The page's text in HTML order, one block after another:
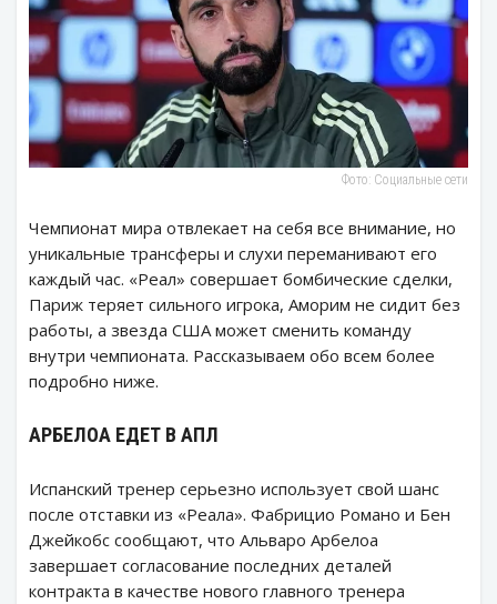
Фото: Социальные сети
Чемпионат мира отвлекает на себя все внимание, но
уникальные трансферы и слухи переманивают его
каждый час. «Реал» совершает бомбические сделки,
Париж теряет сильного игрока, Аморим не сидит без
работы, а звезда США может сменить команду
внутри чемпионата. Рассказываем обо всем более
подробно ниже.
АРБЕЛОА ЕДЕТ В АПЛ
Испанский тренер серьезно использует свой шанс
после отставки из «Реала». Фабрицио Романо и Бен
Джейкобс сообщают, что Альваро Арбелоа
завершает согласование последних деталей
контракта в качестве нового главного тренера